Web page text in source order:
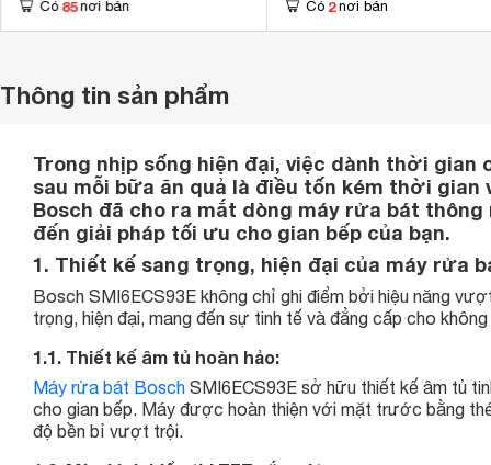
Có 85 nơi bán Có 2 nơi bán
Thông tin sản phẩm
Trong nhịp sống hiện đại, việc dành thời
sau mỗi bữa ăn quả là điều tốn kém thời
Bosch đã cho ra mắt dòng máy rửa bát thông
đến giải pháp tối ưu cho gian bếp của bạn.
1. Thiết kế sang trọng, hiện đại của máy rửa
Bosch SMI6ECS93E không chỉ ghi điểm bởi hiệu năng
trọng, hiện đại, mang đến sự tinh tế và đẳng cấp cho
1.1. Thiết kế âm tủ hoàn hảo:
Máy rửa bát Bosch SMI6ECS93E sở hữu thiết kế âm tủ
cho gian bếp. Máy được hoàn thiện với mặt trước bằng
độ bền bỉ vượt trội.